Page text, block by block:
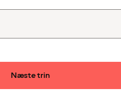
Næste trin